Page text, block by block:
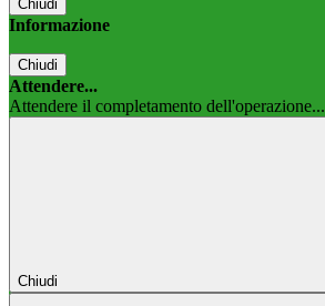
Chiudi
Informazione
Chiudi
Attendere...
Attendere il completamento dell'operazione...
Chiudi